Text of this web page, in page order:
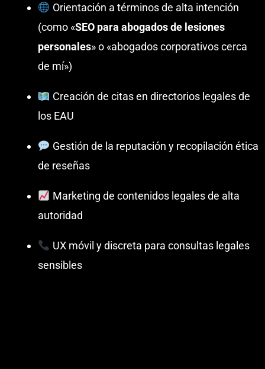
Orientación a términos de alta intención
(como «SEO para abogados de lesiones
personales» o «abogados corporativos cerca
de mí»)
Creación de citas en directorios legales de
los EAU
Gestión de la reputación y recopilación ética
de reseñas
Marketing de contenidos legales de alta
autoridad
UX móvil y discreta para consultas legales
sensibles